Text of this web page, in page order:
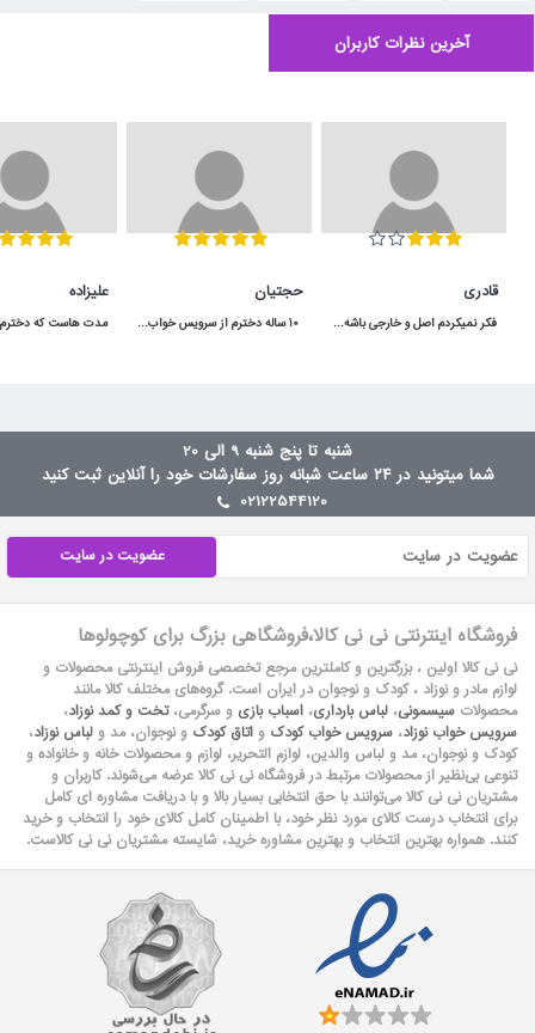
آخرین نظرات کاربران
قادری
فکر نمیکردم اصل و خارجی باشه و اینقدر به موقع به دستم برسه برعکس بقیه ی پیجا که بد قولن
حجتیان
10 ساله دخترم از سرویس خواب آپادانا استفاده میکنه هنوووووز مثل روز اولشه محکم و عااالی
علیزاده
شنبه تا پنج شنبه 9 الی 20
شما میتونید در ۲۴ ساعت شبانه روز سفارشات خود را آنلاین ثبت کنید
02122544120
عضویت در سایت
فروشگاه اینترنتی نی نی کالا،فروشگاهی بزرگ برای کوچولوها
نی نی کالا اولین ، بزرگترین و کاملترین مرجع تخصصی فروش اینترنتی محصولات و
لوازم مادر و نوزاد ، کودک و نوجوان در ایران است. گروه‏‏‌های مختلف کالا مانند
محصولات سیسمونی، لباس بارداری، اسباب بازی و سرگرمی،تخت و کمد نوزاد،
سرویس خواب نوزاد، سرویس خواب کودک و اتاق کودک و نوجوان، مد و لباس نوزاد،
کودک و نوجوان، مد و لباس والدین، لوازم التحریر، لوازم و محصولات خانه و خانواده و
تنوعی بی‌نظیر از محصولات مرتبط در فروشگاه نی نی کالا عرضه می‏‏‏‌شوند. کاربران و
مشتریان نی نی‌ کالا می‏‏‌توانند با حق انتخابی بسیار بالا و با دریافت مشاوره ای کامل
برای انتخاب درست کالای مورد نظر خود، با اطمینان کامل کالای خود را انتخاب و خرید
کنند. همواره بهترین انتخاب و بهترین مشاوره خرید، شایسته مشتریان نی نی کالاست.